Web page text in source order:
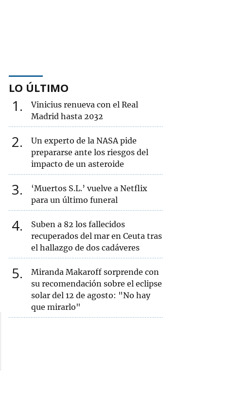
LO ÚLTIMO
1
Vinicius renueva con el Real
Madrid hasta 2032
2
Un experto de la NASA pide
prepararse ante los riesgos del
impacto de un asteroide
3
‘Muertos S.L.’ vuelve a Netflix
para un último funeral
4
Suben a 82 los fallecidos
recuperados del mar en Ceuta tras
el hallazgo de dos cadáveres
5
Miranda Makaroff sorprende con
su recomendación sobre el eclipse
solar del 12 de agosto: "No hay
que mirarlo"